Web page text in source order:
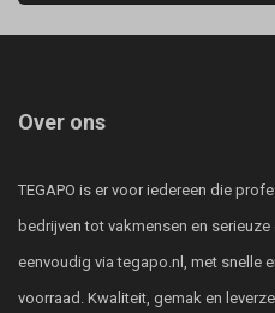
Over ons
TEGAPO is er voor iedereen die
bedrijven tot vakmensen en
eenvoudig via tegapo.nl, met snelle
voorraad. Kwaliteit, gemak en